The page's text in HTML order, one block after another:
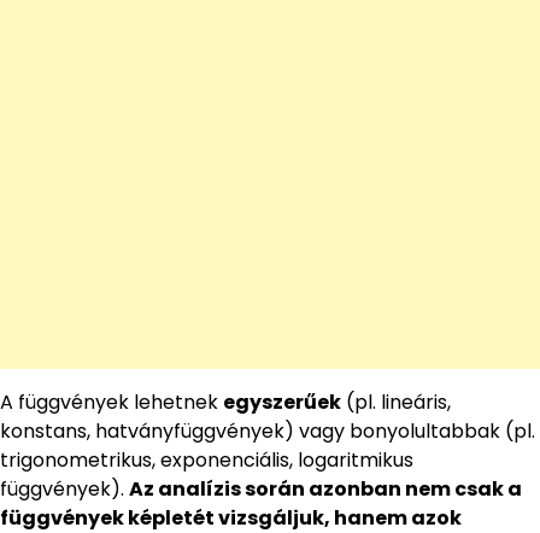
A függvények lehetnek egyszerűek (pl. lineáris,
konstans, hatványfüggvények) vagy bonyolultabbak (pl.
trigonometrikus, exponenciális, logaritmikus
függvények). Az analízis során azonban nem csak a
függvények képletét vizsgáljuk, hanem azok